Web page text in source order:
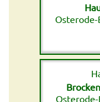
Osterode-